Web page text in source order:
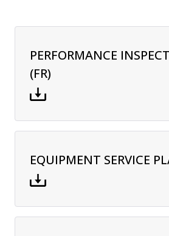
PERFORMANCE
(FR)
EQUIPMENT SERVICE